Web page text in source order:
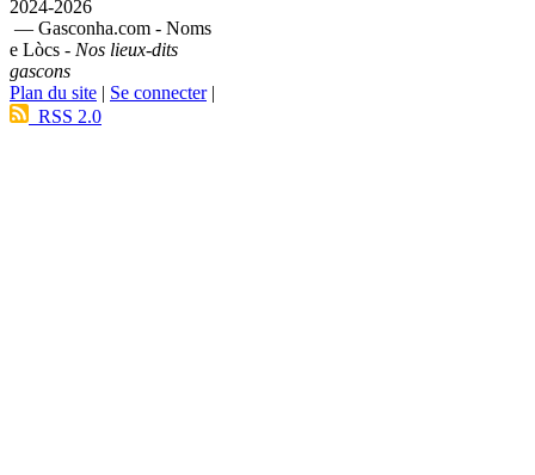
2024-2026
— Gasconha.com - Noms
e Lòcs - Nos lieux-dits
gascons
Plan du site | Se connecter|
RSS 2.0